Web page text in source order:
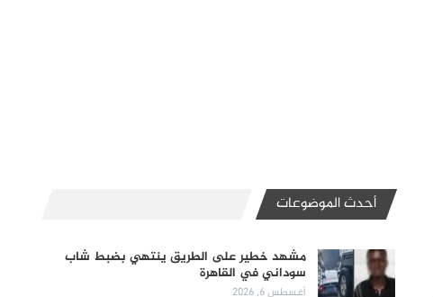
أحدث الموضوعات
مشهد خطير على الطريق ينتهي بضبط شاب
سوداني في القاهرة
أغسطس 6, 2026